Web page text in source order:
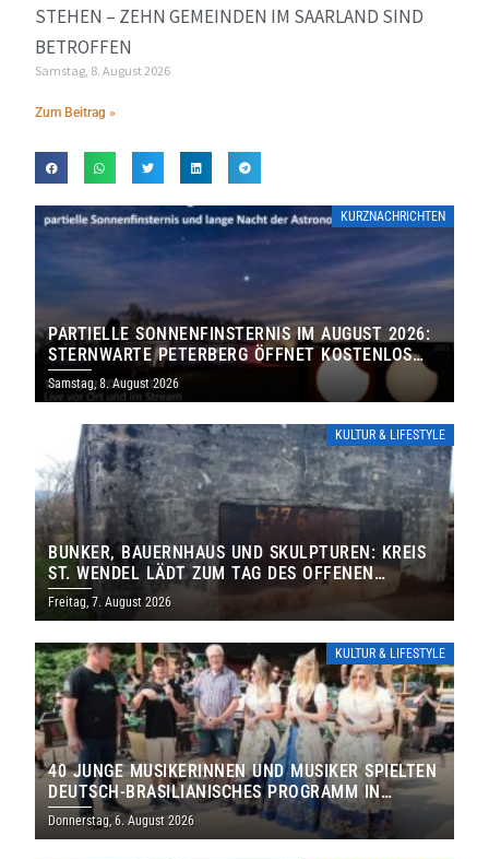
STEHEN – ZEHN GEMEINDEN IM SAARLAND SIND
BETROFFEN
Samstag, 8. August 2026
Zum Beitrag »
KURZNACHRICHTEN
PARTIELLE SONNENFINSTERNIS IM AUGUST 2026:
STERNWARTE PETERBERG ÖFFNET KOSTENLOS
IHRE TORE
Samstag, 8. August 2026
KULTUR & LIFESTYLE
BUNKER, BAUERNHAUS UND SKULPTUREN: KREIS
ST. WENDEL LÄDT ZUM TAG DES OFFENEN
DENKMALS EIN
Freitag, 7. August 2026
KULTUR & LIFESTYLE
40 JUNGE MUSIKERINNEN UND MUSIKER SPIELTEN
DEUTSCH-BRASILIANISCHES PROGRAMM IN
THOLEY
Donnerstag, 6. August 2026